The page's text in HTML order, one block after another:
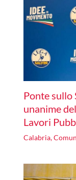
Ponte sullo
unanime
Lavori
Calabria,